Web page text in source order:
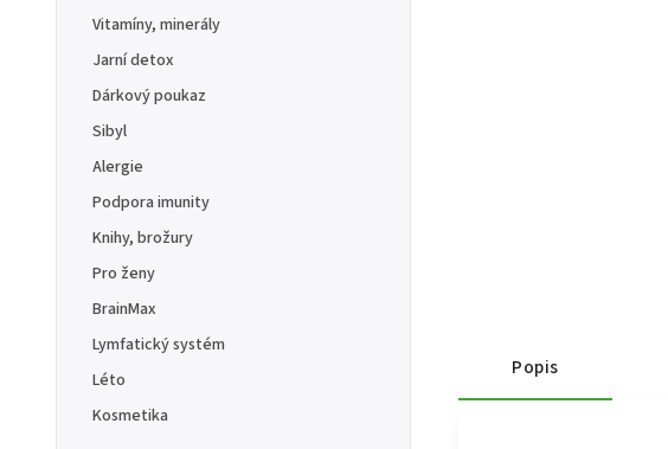
Vitamíny, minerály
Jarní detox
Dárkový poukaz
Sibyl
Alergie
Podpora imunity
Knihy, brožury
Pro ženy
BrainMax
Lymfatický systém
Léto
Kosmetika
Popis